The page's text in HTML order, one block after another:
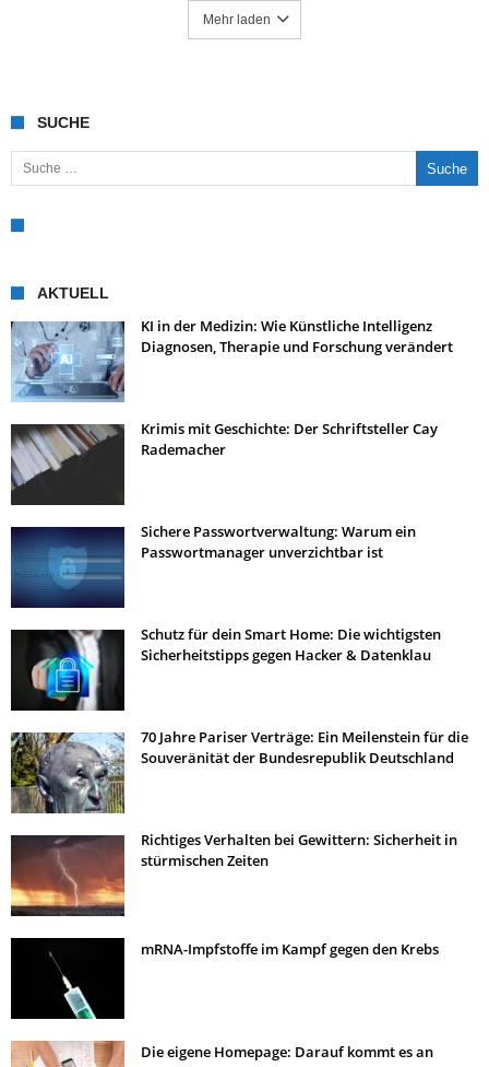
Mehr laden
SUCHE
Suche nach:
AKTUELL
KI in der Medizin: Wie Künstliche Intelligenz
Diagnosen, Therapie und Forschung verändert
Krimis mit Geschichte: Der Schriftsteller Cay
Rademacher
Sichere Passwortverwaltung: Warum ein
Passwortmanager unverzichtbar ist
Schutz für dein Smart Home: Die wichtigsten
Sicherheitstipps gegen Hacker & Datenklau
70 Jahre Pariser Verträge: Ein Meilenstein für die
Souveränität der Bundesrepublik Deutschland
Richtiges Verhalten bei Gewittern: Sicherheit in
stürmischen Zeiten
mRNA-Impfstoffe im Kampf gegen den Krebs
Die eigene Homepage: Darauf kommt es an